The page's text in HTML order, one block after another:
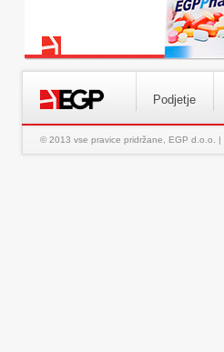
Podjetje
© 2013 vse pravice pridržane, EGP d.o.o. |